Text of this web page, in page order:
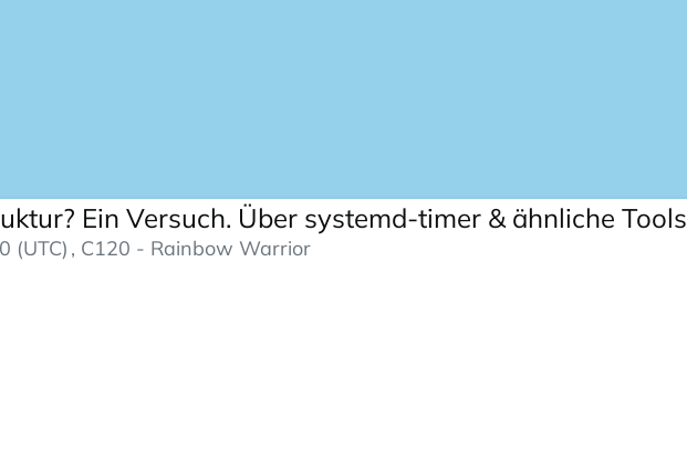
Ein Versuch. Über systemd-timer & ähnliche Tools
(UTC) , C120 - Rainbow Warrior